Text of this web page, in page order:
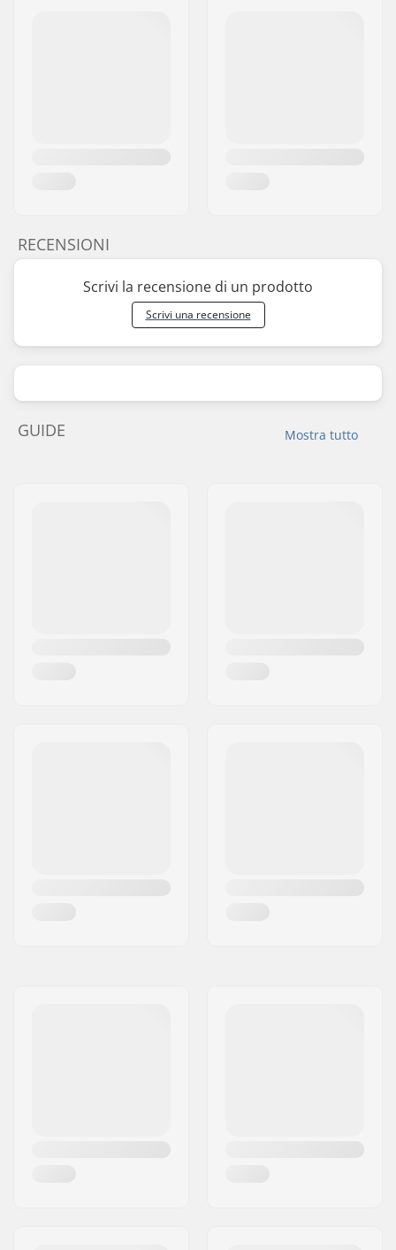
RECENSIONI
Scrivi la recensione di un prodotto
Scrivi una recensione
Mostra tutto
GUIDE